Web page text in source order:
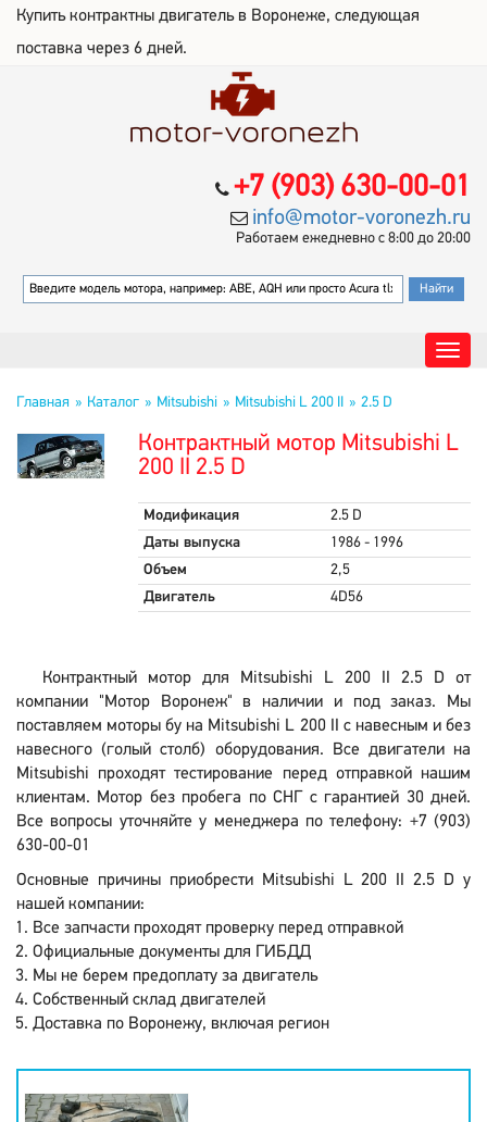
Купить контрактны двигатель в Воронеже, следующая
поставка через 6 дней.
+7 (903) 630-00-01
info@motor-voronezh.ru
Работаем ежедневно с 8:00 до 20:00
Главная Каталог Mitsubishi Mitsubishi L 200 II 2.5 D
Контрактный мотор Mitsubishi L
200 II 2.5 D
Модификация
2.5 D
Даты выпуска
1986 - 1996
Объем
2,5
Двигатель
4D56
Контрактный мотор для Mitsubishi L 200 II 2.5 D от
компании "Мотор Воронеж" в наличии и под заказ. Мы
поставляем моторы бу на Mitsubishi L 200 II с навесным и без
навесного (голый столб) оборудования. Все двигатели на
Mitsubishi проходят тестирование перед отправкой нашим
клиентам. Мотор без пробега по СНГ с гарантией 30 дней.
Все вопросы уточняйте у менеджера по телефону: +7 (903)
630-00-01
Основные причины приобрести Mitsubishi L 200 II 2.5 D у
нашей компании:
Все запчасти проходят проверку перед отправкой
Официальные документы для ГИБДД
Мы не берем предоплату за двигатель
Собственный склад двигателей
Доставка по Воронежу, включая регион